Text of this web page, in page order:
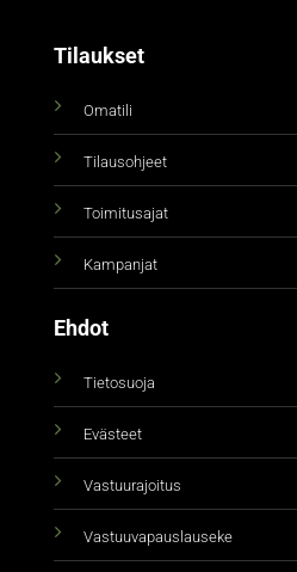
Tilaukset
Omatili
Tilausohjeet
Toimitusajat
Kampanjat
Ehdot
Tietosuoja
Evästeet
Vastuurajoitus
Vastuuvapauslauseke